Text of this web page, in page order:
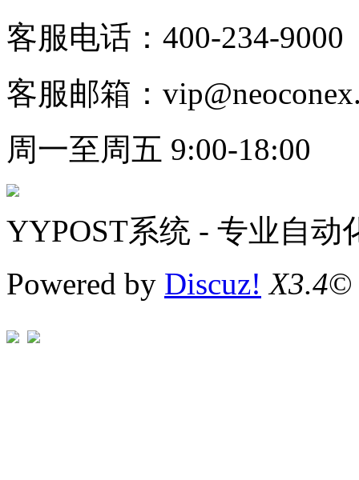
客服电话：400-234-9000
客服邮箱：
周一至周五 9:00-18:00
YYPOST系统 - 专业自动
Powered by Discuz! X3.4©